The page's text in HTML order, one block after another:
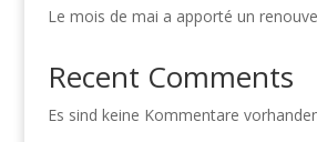
Le mois de mai a apporté un
Recent Comments
Es sind keine Kommentare